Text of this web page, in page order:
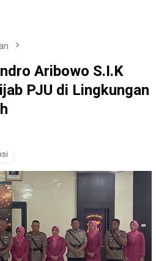
Aribowo S.I.K
PJU di Lingkungan